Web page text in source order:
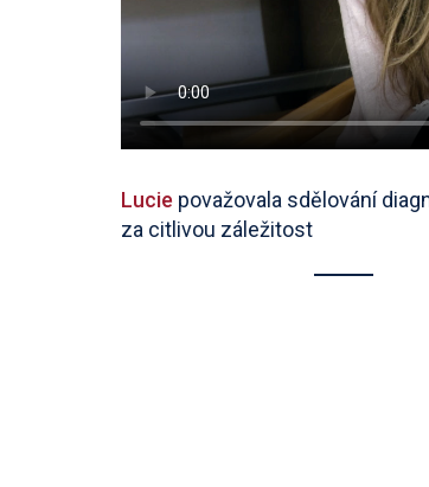
Lucie považovala sdělování
za citlivou záležitost